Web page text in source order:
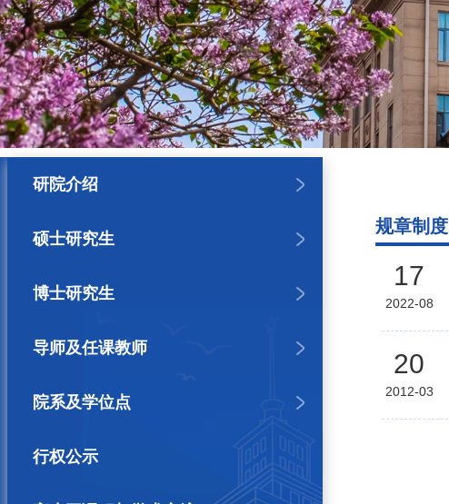
研院介绍
硕士研究生
博士研究生
导师及任课教师
院系及学位点
行权公示
规章制度
17
2022-08
20
2012-03